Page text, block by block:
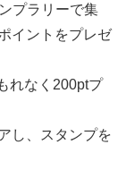
プラリーで集
イントをプレゼ
れなく200ptプ
し、スタンプを